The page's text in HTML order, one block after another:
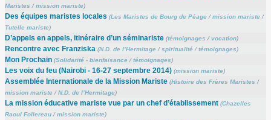
Maristes /mission mariste)
Des équipes maristes locales (Les Maristes de Bourg de Péage/mission mariste/
Tutelle mariste)
D’appels en appels, itinéraire d’un séminariste (témoignages /vocation)
Rencontre avec Franziska (N.D. de l’Hermitage/spiritualité/témoignages)
Mon Prochain (Solidarité - bienfaisance/témoignages)
Les voix du feu (Nairobi - 16-27 septembre 2014) (mission mariste)
Assemblée Internationale de la Mission Mariste (Histoire des Frères Maristes /
mission mariste/N.D. de l’Hermitage)
La mission éducative mariste vue par un chef d’établissement (Chazelles
Raoul Follereau/mission mariste)